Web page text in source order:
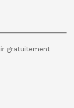
gratuitement